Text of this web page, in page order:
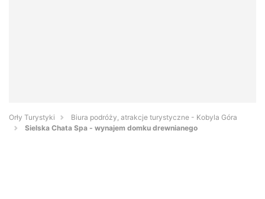
Orły Turystyki
Biura podróży, atrakcje turystyczne - Kobyla Góra
Sielska Chata Spa - wynajem domku drewnianego